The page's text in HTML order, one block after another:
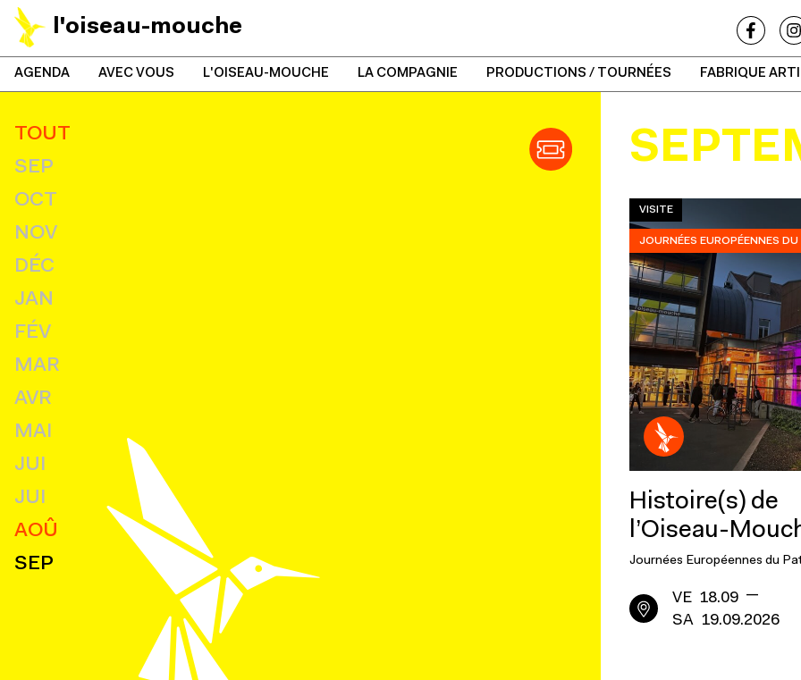
l'oiseau-mouche
AGENDA AVEC VOUS L'OISEAU-MOUCHE LA COMPAGNIE PRODUCTIONS / TOURNÉES FABRIQUE
TOUT
SEP
OCT
NOV
DÉC
JAN
FÉV
MAR
AVR
MAI
JUI
JUI
AOÛ
SEP
VISITE
JOURNÉES EUROPÉENNES
Histoire(s) de
l’Oiseau-
Journées Européennes du
VE 18.09 —
SA 19.09.2026